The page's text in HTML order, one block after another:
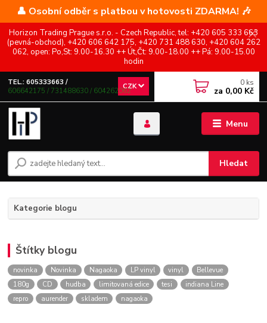
👤 Osobní odběr s platbou v hotovosti ZDARMA! 🎶
Horizon Trading Prague s.r.o. - Czech Republic, tel: +420 605 333 663
(pevná-obchod), +420 606 642 175, +420 731 488 630, +420 604 262
062, open: Po,St: 9.00-16.30 ++ Út,Čt: 9.00-18.00 ++ Pá: 9.00-15.00
hodin
Menu
CZK
Hledat
TEL.: 605333663 /
606642175 / 731488630 / 604262062
0 ks
za 0,00 Kč
Kategorie blogu
Štítky blogu
novinka Novinka Nagaoka LP vinyl vinyl
Bellevue
180g
CD hudba limitovaná edice tesi
indiana Line
repro
aurender skladem nagaoka